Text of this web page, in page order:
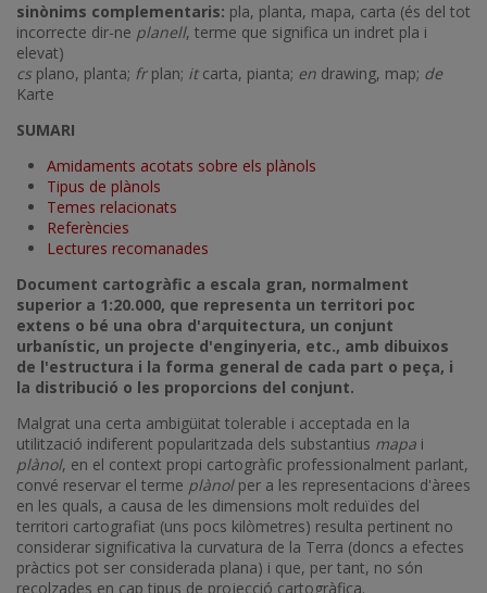
sinònims complementaris: pla, planta, mapa, carta (és del tot
incorrecte dir-ne planell, terme que significa un indret pla i
elevat)
cs plano, planta; fr plan; it carta, pianta; en drawing, map; de
Karte
SUMARI
Amidaments acotats sobre els plànols
Tipus de plànols
Temes relacionats
Referències
Lectures recomanades
Document cartogràfic a escala gran, normalment
superior a 1:20.000, que representa un territori poc
extens o bé una obra d'arquitectura, un conjunt
urbanístic, un projecte d'enginyeria, etc., amb dibuixos
de l'estructura i la forma general de cada part o peça, i
la distribució o les proporcions del conjunt.
Malgrat una certa ambigüitat tolerable i acceptada en la
utilització indiferent popularitzada dels substantius mapa i
plànol, en el context propi cartogràfic professionalment parlant,
convé reservar el terme plànolper a les representacions d'àrees
en les quals, a causa de les dimensions molt reduïdes del
territori cartografiat (uns pocs kilòmetres) resulta pertinent no
considerar significativa la curvatura de la Terra (doncs a efectes
pràctics pot ser considerada plana) i que, per tant, no són
recolzades en cap tipus de projecció cartogràfica.